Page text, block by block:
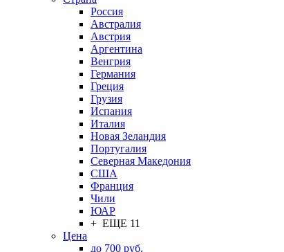
Россия
Австралия
Австрия
Аргентина
Венгрия
Германия
Греция
Грузия
Испания
Италия
Новая Зеландия
Португалия
Северная Македония
США
Франция
Чили
ЮАР
+ ЕЩЕ 11
Цена
до 700 руб.